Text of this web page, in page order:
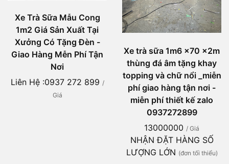
Xe Trà Sữa Mẫu Cong
1m2 Giá Sản Xuất Tại
Xưởng Có Tặng Đèn -
Giao Hàng Mễn Phí Tận
Nơi
Liên Hệ :0937 272 899 /
Giá
Xe trà sữa 1m6 x70 x2m
thùng đá âm tặng khay
topping và chữ nổi _miễn
phí giao hàng tận nơi -
miễn phí thiết kế zalo
0937272899
13000000 / Giá
NHẬN ĐẶT HÀNG SỐ
LƯỢNG LỚN (đơn tối thiểu)